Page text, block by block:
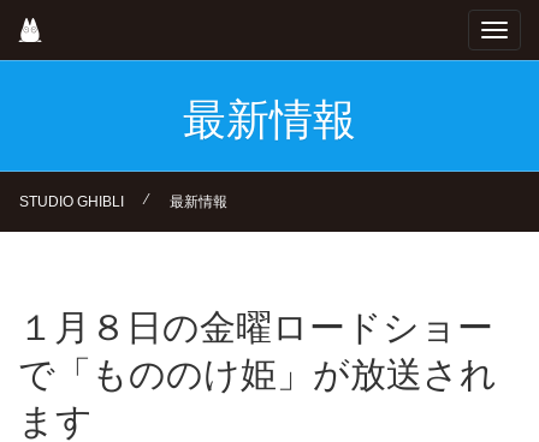
main
最新情報
STUDIO GHIBLI ⁄ 最新情報
１月８日の金曜ロードショー
で「もののけ姫」が放送され
ます